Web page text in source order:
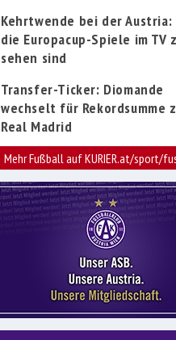
Kehrtwende bei der Austria:
die Europacup-Spiele im TV
sehen sind
Transfer-Ticker: Diomande
wechselt für Rekordsumme
Real Madrid
Mehr Fußball auf KURIER.at/sport/